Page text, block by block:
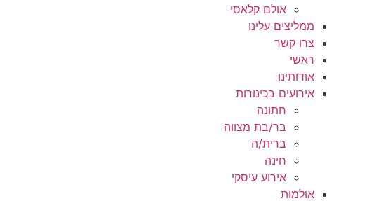
אולם קלאסי
ממליצים עלינו
צרו קשר
ראשי
אודותינו
אירועים בכינורות
חתונה
בר/בת מצווה
ברית/ה
חינה
אירוע עיסקי
אולמות